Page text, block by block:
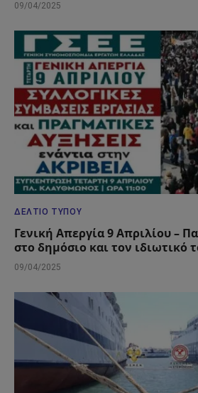
09/04/2025
ΔΕΛΤΊΟ ΤΎΠΟΥ
Γενική Απεργία 9 Απριλίου –
στο δημόσιο και τον ιδιωτικό
09/04/2025